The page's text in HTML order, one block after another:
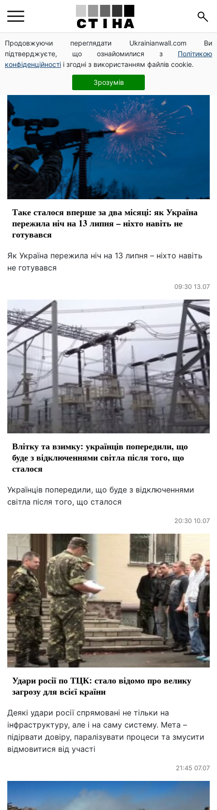
Продовжуючи переглядати Ukrainianwall.com Ви
підтверджуєте, що ознайомилися з Політикою
конфіденційності і згодні з використанням файлів cookie.
Зрозумів
обстрелы
Таке сталося вперше за два місяці: як Україна
пережила ніч на 13 липня – ніхто навіть не
готувався
Як Україна пережила ніч на 13 липня – ніхто навіть
не готувався
09:30 13.07
Влітку та взимку: українців попередили, що
буде з відключеннями світла після того, що
сталося
Українців попередили, що буде з відключеннями
світла після того, що сталося
20:30 10.07
Удари росії по ТЦК: стало відомо про велику
загрозу для всієї країни
Деякі удари росії спрямовані не тільки на
інфраструктуру, але і на саму систему. Мета –
підірвати довіру, паралізувати процеси та змусити
відмовитися від участі
21:45 07.07